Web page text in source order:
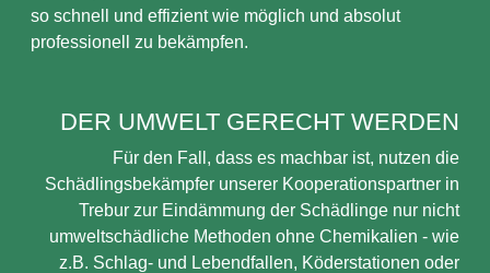
so schnell und effizient wie möglich und absolut
professionell zu bekämpfen.
DER UMWELT GERECHT WERDEN
Für den Fall, dass es machbar ist, nutzen die
Schädlingsbekämpfer unserer Kooperationspartner in
Trebur zur Eindämmung der Schädlinge nur nicht
umweltschädliche Methoden ohne Chemikalien - wie
z.B. Schlag- und Lebendfallen, Köderstationen oder